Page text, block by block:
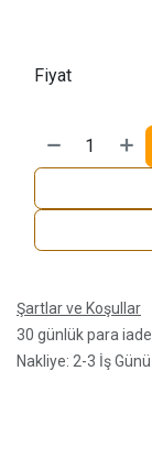
Fiyat
Şartlar ve Koşullar
30 günlük para
Nakliye: 2-3 İş Günü